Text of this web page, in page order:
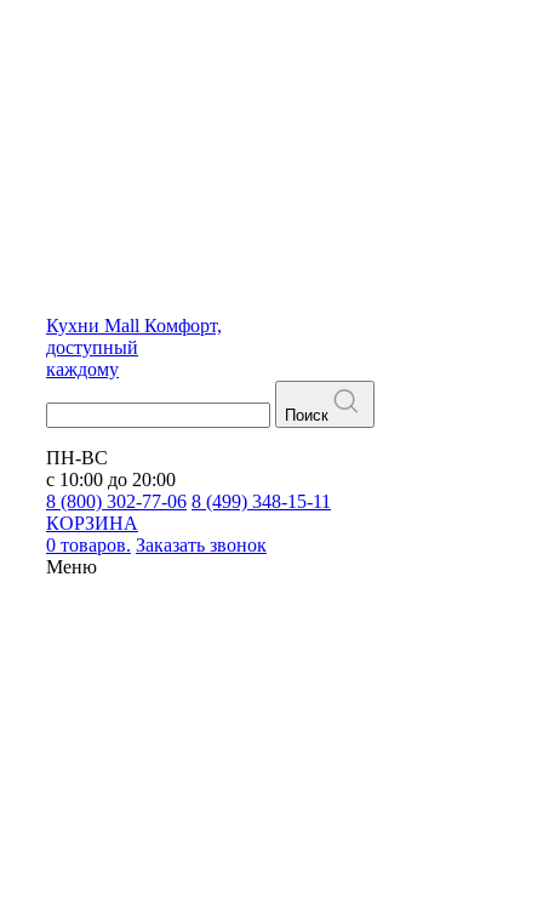
Кухни Mall Комфорт,
доступный
каждому
Поиск
ПН-ВС
с 10:00 до 20:00
8 (800) 302-77-06 8 (499) 348-15-11
КОРЗИНА
0 товаров. Заказать звонок
Меню